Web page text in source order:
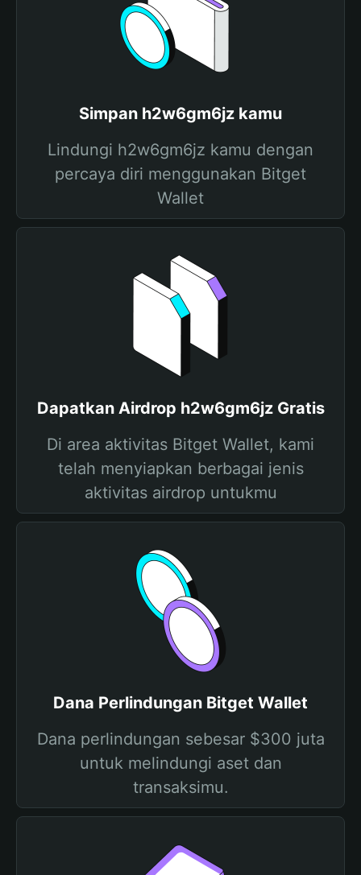
Simpan h2w6gm6jz kamu
Lindungi h2w6gm6jz kamu dengan
percaya diri menggunakan Bitget
Wallet
Dapatkan Airdrop h2w6gm6jz Gratis
Di area aktivitas Bitget Wallet, kami
telah menyiapkan berbagai jenis
aktivitas airdrop untukmu
Dana Perlindungan Bitget Wallet
Dana perlindungan sebesar $300 juta
untuk melindungi aset dan
transaksimu.